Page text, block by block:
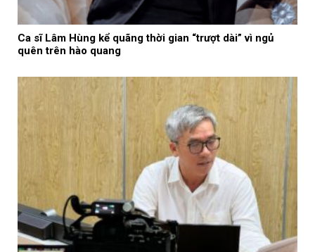
Ca sĩ Lâm Hùng kể quãng thời gian “trượt dài” vì ngủ
quên trên hào quang